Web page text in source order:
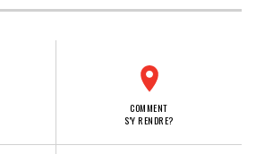
COMMENT
S'Y RENDRE?